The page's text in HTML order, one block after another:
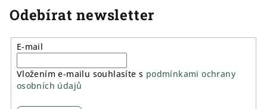
Odebírat newsletter
E-mail
Vložením e-mailu souhlasíte s podmínkami ochrany
osobních údajů